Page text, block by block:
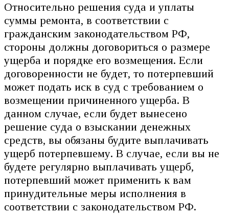
Относительно решения суда и уплаты
суммы ремонта, в соответствии с
гражданским законодательством РФ,
стороны должны договориться о размере
ущерба и порядке его возмещения. Если
договоренности не будет, то потерпевший
может подать иск в суд с требованием о
возмещении причиненного ущерба. В
данном случае, если будет вынесено
решение суда о взыскании денежных
средств, вы обязаны будите выплачивать
ущерб потерпевшему. В случае, если вы не
будете регулярно выплачивать ущерб,
потерпевший может применить к вам
принудительные меры исполнения в
соответствии с законодательством РФ.